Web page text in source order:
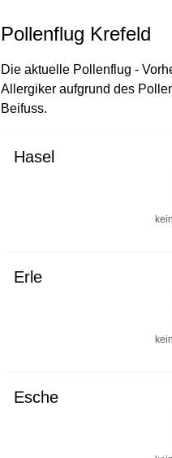
Pollenflug Krefeld
Die aktuelle Pollenflug -
Allergiker aufgrund des
Beifuss.
Hasel
Erle
Esche